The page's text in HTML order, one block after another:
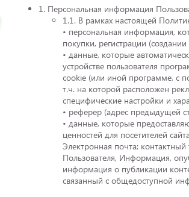
1. Персональная информация
1.1. В рамках настоящей
• персональная информация,
покупки, регистрации
• данные, которые
устройстве пользователя
cookie (или иной программе, с
т.ч. на которой расположен
специфические настройки и
• реферер (адрес предыдущей
• данные, которые
ценностей для посетителей
Электронная почта;
Пользователя, Информация,
информация о публикации
связанный с общедоступной